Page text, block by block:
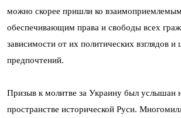
можно скорее пришли ко
обеспечивающим права и свободы всех
зависимости от их политических взглядов и
предпочтений.
Призыв к молитве за Украину был услышан
пространстве исторической Руси.